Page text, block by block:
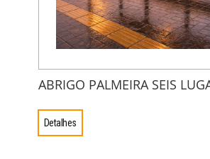
ABRIGO PALMEIRA SEIS
Detalhes